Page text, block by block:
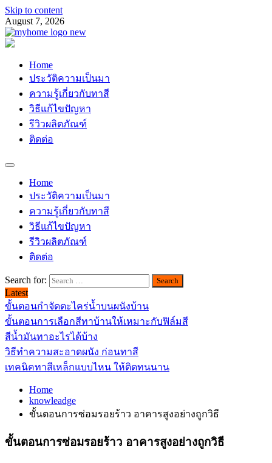
Skip to content
August 7, 2026
Home
ประวัติความเป็นมา
ความรู้เกี่ยวกับทาสี
วิธีแก้ไขปัญหา
รีวิวผลิตภัณฑ์
ติดต่อ
Home
ประวัติความเป็นมา
ความรู้เกี่ยวกับทาสี
วิธีแก้ไขปัญหา
รีวิวผลิตภัณฑ์
ติดต่อ
Search for:
Latest
ขั้นตอนกำจัดตะไคร่น้ำบนผนังบ้าน
ขั้นตอนการเลือกสีทาบ้านให้เหมาะกับฟิล์มสี
สีน้ำมันทาอะไรได้บ้าง
วิธีทำความสะอาดผนัง ก่อนทาสี
เทคนิคทาสีเหล็กแบบไหน ให้ติดทนนาน
Home
knowleadge
ขั้นตอนการซ่อมรอยร้าว อาคารสูงอย่างถูกวิธี
ขั้นตอนการซ่อมรอยร้าว อาคารสูงอย่างถูกวิธี